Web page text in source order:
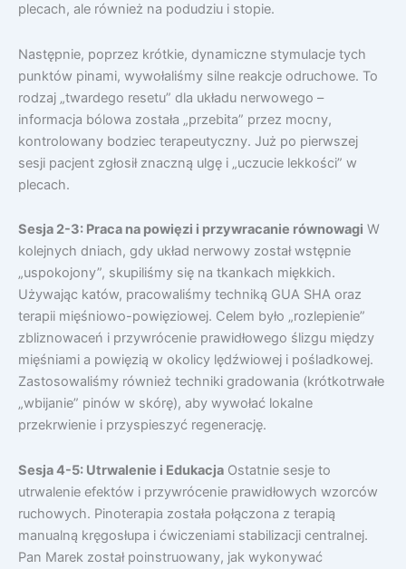
plecach, ale również na podudziu i stopie.
Następnie, poprzez krótkie, dynamiczne stymulacje tych
punktów pinami, wywołaliśmy silne reakcje odruchowe. To
rodzaj „twardego resetu” dla układu nerwowego –
informacja bólowa została „przebita” przez mocny,
kontrolowany bodziec terapeutyczny. Już po pierwszej
sesji pacjent zgłosił znaczną ulgę i „uczucie lekkości” w
plecach.
Sesja 2-3: Praca na powięzi i przywracanie równowagi W
kolejnych dniach, gdy układ nerwowy został wstępnie
„uspokojony”, skupiliśmy się na tkankach miękkich.
Używając katów, pracowaliśmy techniką GUA SHA oraz
terapii mięśniowo-powięziowej. Celem było „rozlepienie”
zbliznowaceń i przywrócenie prawidłowego ślizgu między
mięśniami a powięzią w okolicy lędźwiowej i pośladkowej.
Zastosowaliśmy również techniki gradowania (krótkotrwałe
„wbijanie” pinów w skórę), aby wywołać lokalne
przekrwienie i przyspieszyć regenerację.
Sesja 4-5: Utrwalenie i Edukacja Ostatnie sesje to
utrwalenie efektów i przywrócenie prawidłowych wzorców
ruchowych. Pinoterapia została połączona z terapią
manualną kręgosłupa i ćwiczeniami stabilizacji centralnej.
Pan Marek został poinstruowany, jak wykonywać